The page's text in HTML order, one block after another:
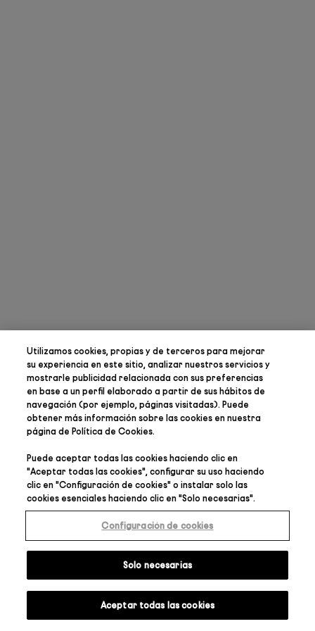
Utilizamos cookies, propias y de terceros paramejorar
su experiencia en este sitio, analizar nuestros servicios y
mostrarle publicidad relacionada con sus preferencias
en base a un perfil elaborado a partir de sus hábitos de
navegación (por ejemplo, páginas visitadas). Puede
obtener más información sobre las cookies en nuestra
página dePolítica de Cookies.
Puede aceptar todas las cookies haciendo clic en
"Aceptar todas las cookies", configurar su uso haciendo
clic en "Configuración de cookies" o instalar solo las
cookies esenciales haciendo clic en "Solo necesarias".
Configuración de cookies
Solo necesarias
Aceptar todas las cookies